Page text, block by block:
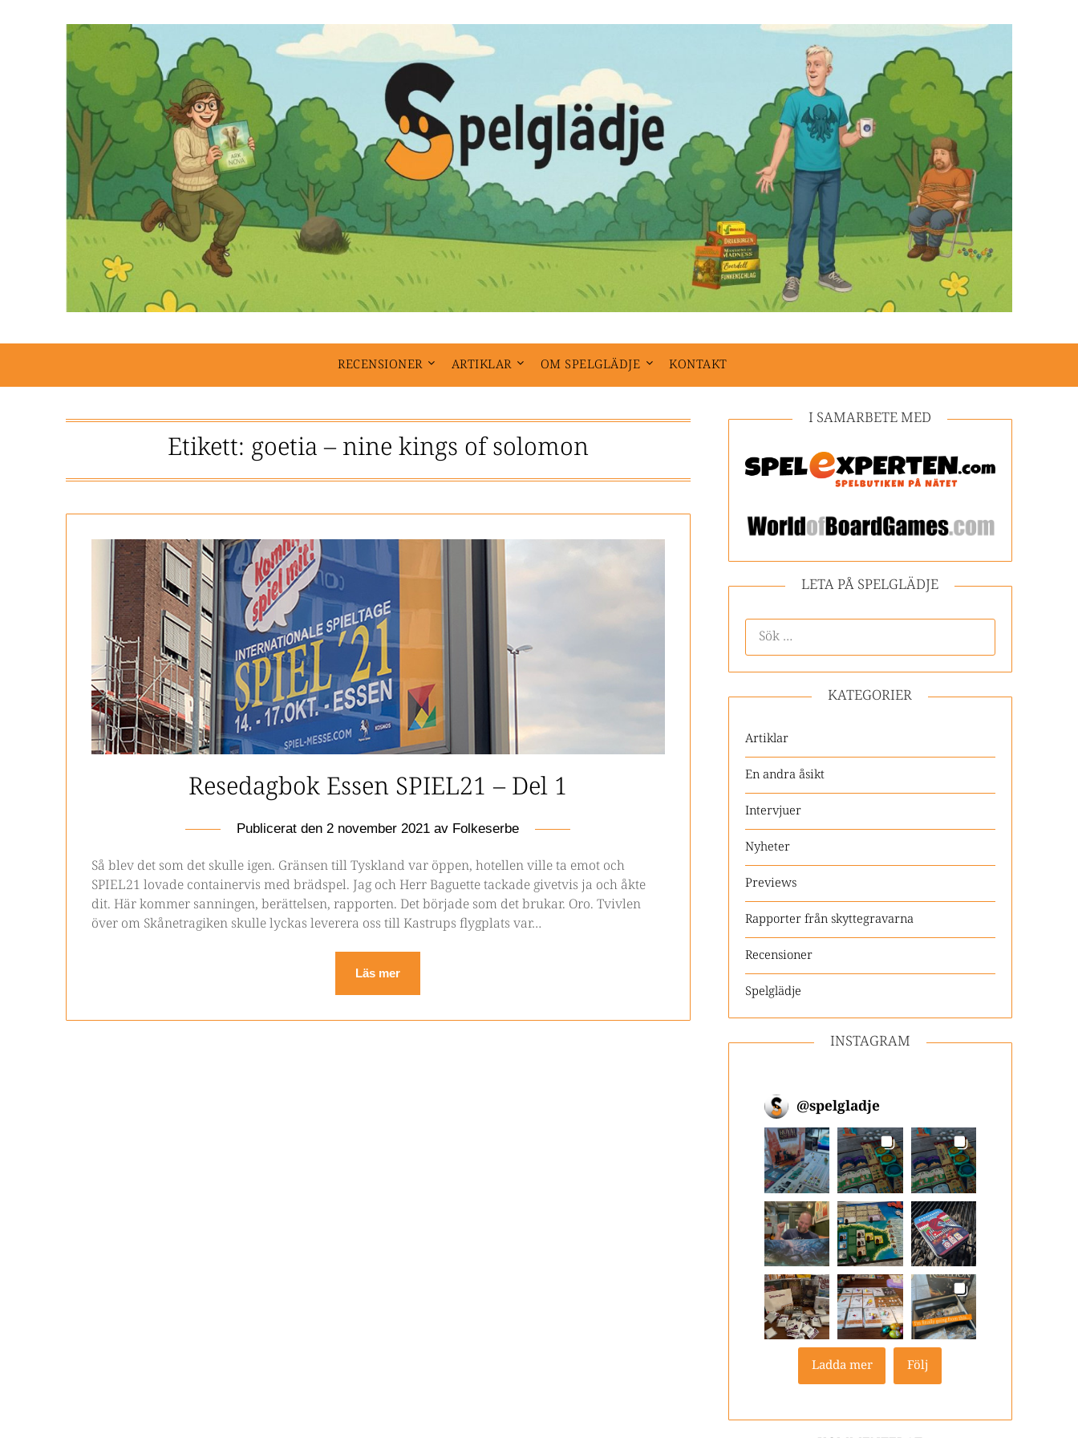
RECENSIONER ARTIKLAR OM SPELGLÄDJE KONTAKT
Etikett: goetia – nine kings of solomon
Resedagbok Essen SPIEL21 – Del 1
Publicerat den2 november 2021 av Folkeserbe
Så blev det som det skulle igen. Gränsen till Tyskland var öppen, hotellen ville ta emot och
SPIEL21 lovade containervis med brädspel. Jag och Herr Baguette tackade givetvis ja och åkte
dit. Här kommer sanningen, berättelsen, rapporten. Det började som det brukar. Oro. Tvivlen
över om Skånetragiken skulle lyckas leverera oss till Kastrups flygplats var…
Läs mer
I SAMARBETE MED
LETA PÅ SPELGLÄDJE
KATEGORIER
Artiklar
En andra åsikt
Intervjuer
Nyheter
Previews
Rapporter från skyttegravarna
Recensioner
Spelglädje
INSTAGRAM
@spelgladje
Ladda mer Följ